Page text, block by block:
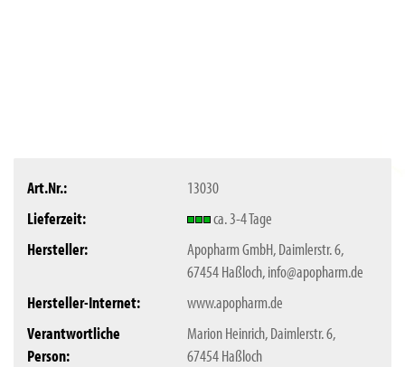
Art.Nr.:
13030
Lieferzeit:
ca. 3-4 Tage
Hersteller:
Apopharm GmbH, Daimlerstr. 6,
67454 Haßloch, info@apopharm.de
Hersteller-Internet:
www.apopharm.de
Verantwortliche
Person:
Marion Heinrich, Daimlerstr. 6,
67454 Haßloch